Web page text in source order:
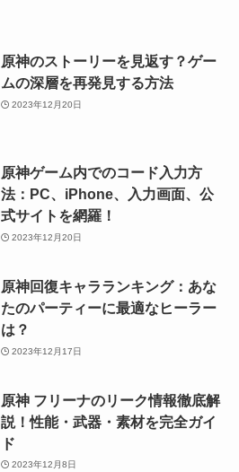
原神のストーリーを見返す？ゲー
ムの深層を再発見する方法
2023年12月20日
原神ゲーム内でのコード入力方
法：PC、iPhone、入力画面、公
式サイトを網羅！
2023年12月20日
原神回復キャラランキング：あな
たのパーティーに最適なヒーラー
は？
2023年12月17日
原神 フリーナのリーク情報徹底解
説！性能・武器・素材を完全ガイ
ド
2023年12月8日